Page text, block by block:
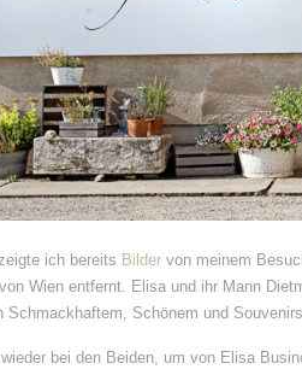
ich bereits Bilder von meinem
Wien entfernt. Elisa und ihr Mann
Schmackhaftem, Schönem und
bei den Beiden, um von Elisa